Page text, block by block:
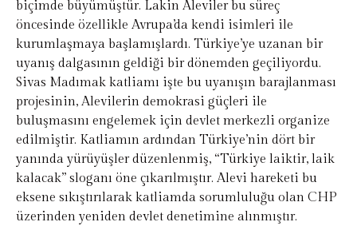
biçimde büyümüştür. Lakin Aleviler bu süreç
öncesinde özellikle Avrupa’da kendi isimleri ile
kurumlaşmaya başlamışlardı. Türkiye’ye uzanan bir
uyanış dalgasının geldiği bir dönemden geçiliyordu.
Sivas Madımak katliamı işte bu uyanışın barajlanması
projesinin, Alevilerin demokrasi güçleri ile
buluşmasını engelemek için devlet merkezli organize
edilmiştir. Katliamın ardından Türkiye’nin dört bir
yanında yürüyüşler düzenlenmiş, “Türkiye laiktir, laik
kalacak” sloganı öne çıkarılmıştır. Alevi hareketi bu
eksene sıkıştırılarak katliamda sorumluluğu olan CHP
üzerinden yeniden devlet denetimine alınmıştır.